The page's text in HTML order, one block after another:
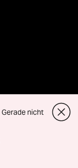
Gerade nicht